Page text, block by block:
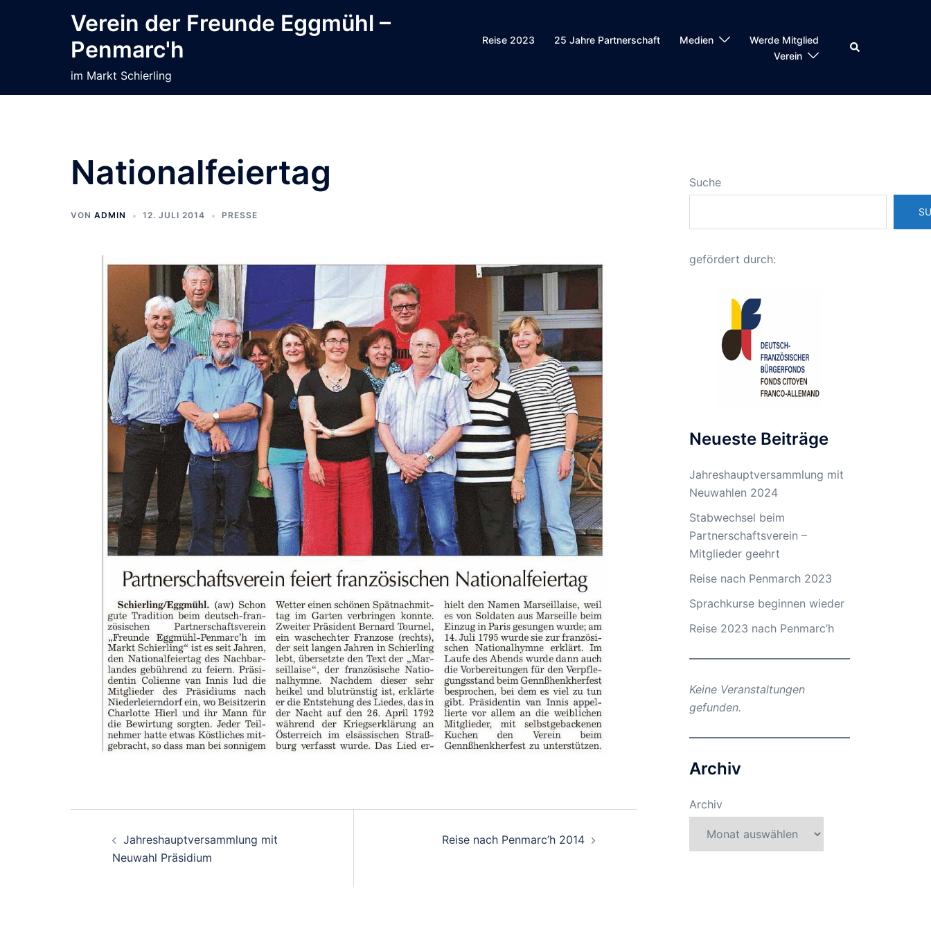
Verein der Freunde Eggmühl –
Penmarc'h
im Markt Schierling
Reise 2023 25 Jahre Partnerschaft Medien
Werde Mitglied
Verein
Suche
Nationalfeiertag
VON ADMIN 12. JULI 2014 PRESSE
Beitragsnavigation
Jahreshauptversammlung mit
Neuwahl Präsidium
Reise nach Penmarc’h 2014
Suche
gefördert durch:
Neueste Beiträge
Jahreshauptversammlung mit
Neuwahlen 2024
Stabwechsel beim
Partnerschaftsverein –
Mitglieder geehrt
Reise nach Penmarch 2023
Sprachkurse beginnen wieder
Reise 2023 nach Penmarc’h
Keine Veranstaltungen
gefunden.
Archiv
Archiv